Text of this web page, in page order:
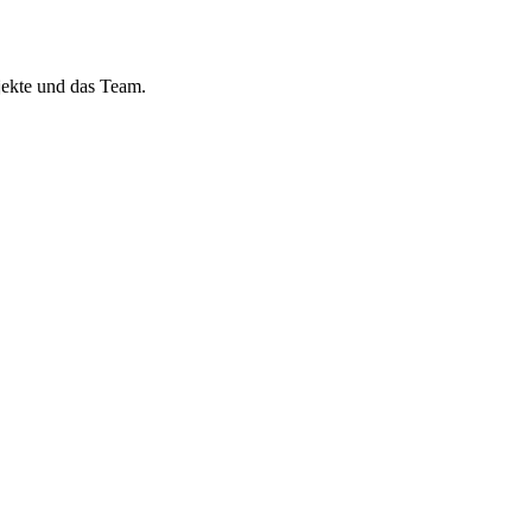
und das Team.